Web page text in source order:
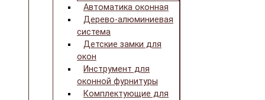
Автоматика оконная
Дерево-алюминиевая
система
Детские замки для
окон
Инструмент для
оконной фурнитуры
Комплектующие для